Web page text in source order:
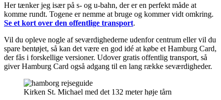
Her tænker jeg især på s- og u-bahn, der er en perfekt måde at
komme rundt. Togene er nemme at bruge og kommer vidt omkring.
Se et kort over den offentlige transport.
Vil du opleve nogle af seværdighederne udenfor centrum eller vil du
spare bentøjet, så kan det være en god idé at købe et Hamburg Card,
der fås i forskellige versioner. Udover gratis offentlig transport, så
giver Hamburg Card også adgang til en lang række seværdigheder.
Kirken St. Michael med det 132 meter høje tårn